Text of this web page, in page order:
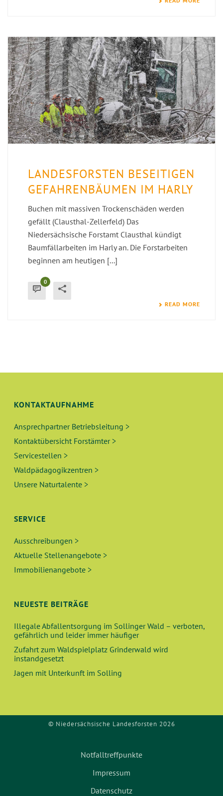
LANDESFORSTEN BESEITIGEN
GEFAHRENBÄUMEN IM HARLY
Buchen mit massiven Trockenschäden werden
gefällt (Clausthal-Zellerfeld) Das
Niedersächsische Forstamt Clausthal kündigt
Baumfällarbeiten im Harly an. Die Forstarbeiten
beginnen am heutigen [...]
0
READ MORE
KONTAKTAUFNAHME
Ansprechpartner Betriebsleitung >
Kontaktübersicht Forstämter >
Servicestellen >
Waldpädagogikzentren >
Unsere Naturtalente >
SERVICE
Ausschreibungen >
Aktuelle Stellenangebote >
Immobilienangebote >
NEUESTE BEITRÄGE
Illegale Abfallentsorgung im Sollinger Wald – verboten,
gefährlich und leider immer häufiger
Zufahrt zum Waldspielplatz Grinderwald wird
instandgesetzt
Jagen mit Unterkunft im Solling
© Niedersächsische Landesforsten 2026
Notfalltreffpunkte
Impressum
Datenschutz